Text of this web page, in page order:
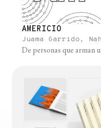
AMERICIO
Juama Garrido,
De personas que arman